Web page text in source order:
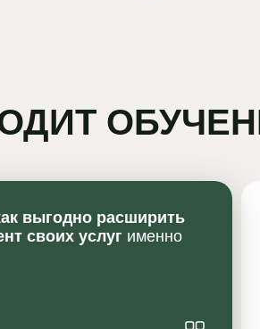
выгодно расширить
своих услуг именно